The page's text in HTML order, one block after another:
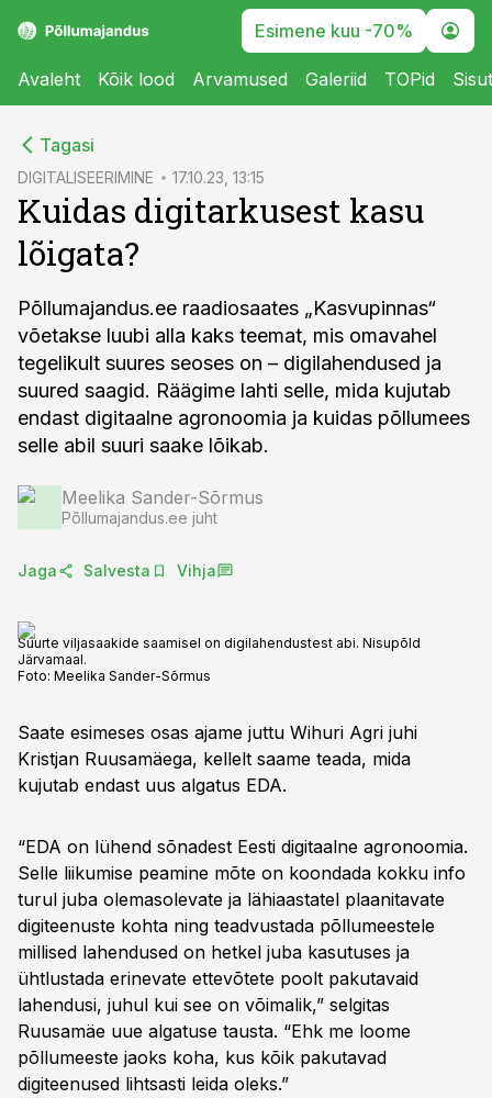
Esimene kuu -70%
Avaleht Kõik lood Arvamused Galeriid TOPid
Tagasi
DIGITALISEERIMINE 17.10.23, 13:15
Kuidas digitarkusest kasu
lõigata?
Põllumajandus.ee raadiosaates „Kasvupinnas“
võetakse luubi alla kaks teemat, mis omavahel
tegelikult suures seoses on – digilahendused ja
suured saagid. Räägime lahti selle, mida kujutab
endast digitaalne agronoomia ja kuidas põllumees
selle abil suuri saake lõikab.
Meelika Sander-Sõrmus
Põllumajandus.ee juht
Jaga Salvesta Vihja
Suurte viljasaakide saamisel on digilahendustest abi. Nisupõld
Järvamaal.
Foto: Meelika Sander-Sõrmus
Saate esimeses osas ajame juttu Wihuri Agri juhi
Kristjan Ruusamäega, kellelt saame teada, mida
kujutab endast uus algatus EDA.
“EDA on lühend sõnadest Eesti digitaalne agronoomia.
Selle liikumise peamine mõte on koondada kokku info
turul juba olemasolevate ja lähiaastatel plaanitavate
digiteenuste kohta ning teadvustada põllumeestele
millised lahendused on hetkel juba kasutuses ja
ühtlustada erinevate ettevõtete poolt pakutavaid
lahendusi, juhul kui see on võimalik,” selgitas
Ruusamäe uue algatuse tausta. “Ehk me loome
põllumeeste jaoks koha, kus kõik pakutavad
digiteenused lihtsasti leida oleks.”